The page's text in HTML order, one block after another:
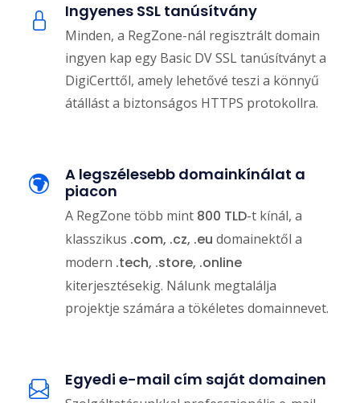
Ingyenes SSL tanúsítvány
Minden, a RegZone-nál regisztrált domain
ingyen kap egy Basic DV SSL tanúsítványt a
DigiCerttől, amely lehetővé teszi a könnyű
átállást a biztonságos HTTPS protokollra.
A legszélesebb domainkínálat a
piacon
A RegZone több mint 800 TLD-t kínál, a
klasszikus .com, .cz, .eu domainektől a
modern .tech, .store, .online
kiterjesztésekig. Nálunk megtalálja
projektje számára a tökéletes domainnevet.
Egyedi e-mail cím saját domainen